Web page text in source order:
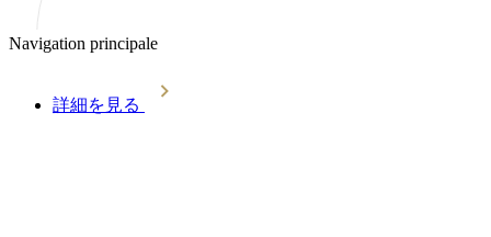
Navigation principale
詳細を見る